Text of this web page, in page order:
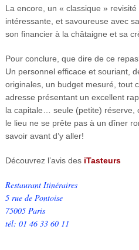
La encore, un « classique »
intéressante, et savoureuse avec
son financier à la châtaigne et sa
Pour conclure, que dire de ce
Un personnel efficace et souriant,
originales, un budget mesuré, tout
adresse présentant un excellent
la capitale… seule (petite) réserve,
le lieu ne se prête pas à un dîner
savoir avant d’y aller!
Découvrez l’avis des iTasteurs
Restaurant Itinéraires
5 rue de Pontoise
75005 Paris
tél: 01 46 33 60 11